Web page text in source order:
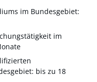
im Bundesgebiet:
im
bis zu 18